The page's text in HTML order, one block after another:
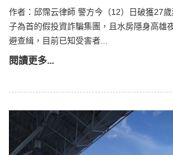
作者：邱霈云律師 警方今（12）日破獲27
子為首的假投資詐騙集團，且水房隱身高雄
避查緝，目前已知受害者...
閱讀更多...